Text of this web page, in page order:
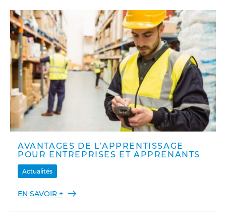
AVANTAGES DE L’APPRENTISSAGE
POUR ENTREPRISES ET APPRENANTS
Actualités
EN SAVOIR +